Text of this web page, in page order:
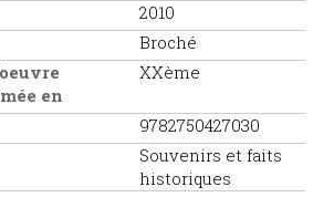
2010
Broché
en
XXème
9782750427030
Souvenirs et faits
historiques